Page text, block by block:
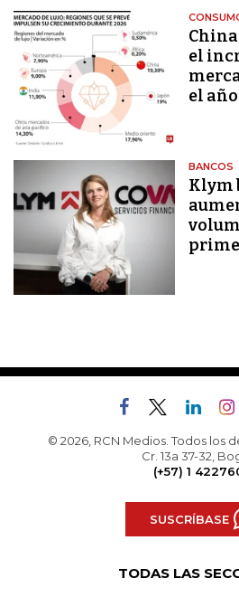
el
el año
BANCOS
Klym
© 2026, RCN Medios. Todos los
Cr. 13a 37-32,
(+57) 1
SUSCRÍBASE
TODAS LAS